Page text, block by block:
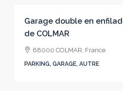
Garage double en
de COLMAR
68000 COLMAR, France
PARKING, GARAGE, AUTRE